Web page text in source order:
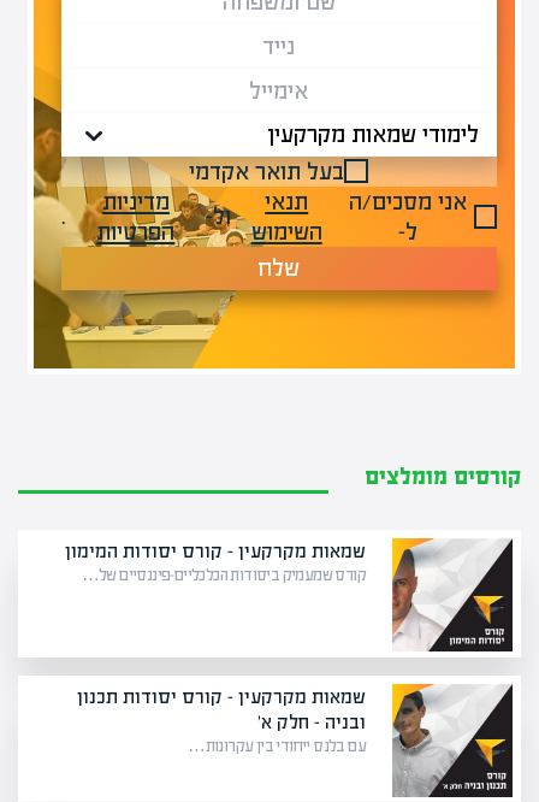
בעל תואר אקדמי
אני מסכים/ה
ל-
תנאי
השימוש
ול-
מדיניות
הפרטיות
.
שלח
קורסים מומלצים
שמאות מקרקעין – קורס יסודות המימון
קורס שמעמיק ביסודות הכלכליים-פיננסיים של…
שמאות מקרקעין – קורס יסודות תכנון
ובניה – חלק א'
עם בלנס ייחודי בין עקרונות…